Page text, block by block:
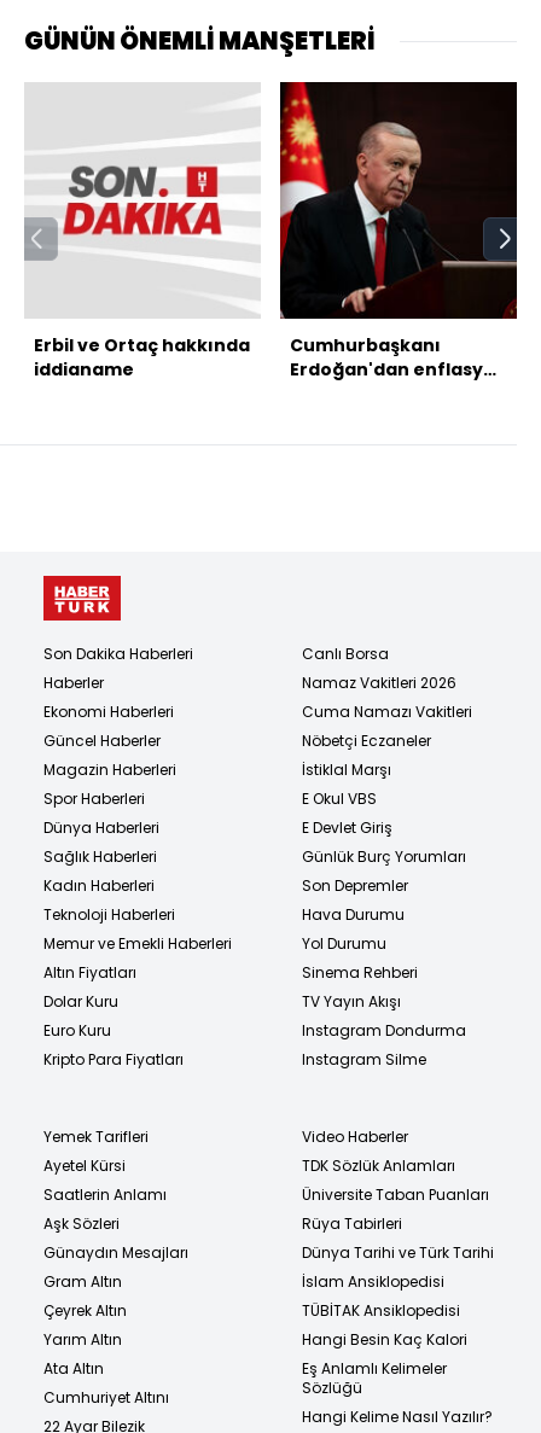
GÜNÜN ÖNEMLİ MANŞETLERİ
Erbil ve Ortaç hakkında
iddianame
Cumhurbaşkanı
Erdoğan'dan enflasyon
Son Dakika Haberleri
Haberler
Ekonomi Haberleri
Güncel Haberler
Magazin Haberleri
Spor Haberleri
Dünya Haberleri
Sağlık Haberleri
Kadın Haberleri
Teknoloji Haberleri
Memur ve Emekli Haberleri
Altın Fiyatları
Dolar Kuru
Euro Kuru
Kripto Para Fiyatları
Canlı Borsa
Namaz Vakitleri 2026
Cuma Namazı Vakitleri
Nöbetçi Eczaneler
İstiklal Marşı
E Okul VBS
E Devlet Giriş
Günlük Burç Yorumları
Son Depremler
Hava Durumu
Yol Durumu
Sinema Rehberi
TV Yayın Akışı
Instagram Dondurma
Instagram Silme
Yemek Tarifleri
Ayetel Kürsi
Saatlerin Anlamı
Aşk Sözleri
Günaydın Mesajları
Gram Altın
Çeyrek Altın
Yarım Altın
Ata Altın
Cumhuriyet Altını
22 Ayar Bilezik
Video Haberler
TDK Sözlük Anlamları
Üniversite Taban Puanları
Rüya Tabirleri
Dünya Tarihi ve Türk Tarihi
İslam Ansiklopedisi
TÜBİTAK Ansiklopedisi
Hangi Besin Kaç Kalori
Eş Anlamlı Kelimeler
Sözlüğü
Hangi Kelime Nasıl Yazılır?